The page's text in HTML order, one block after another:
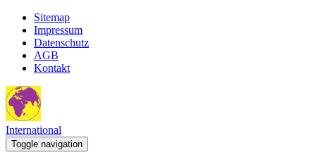
Sitemap
Impressum
Datenschutz
AGB
Kontakt
International
Toggle navigation